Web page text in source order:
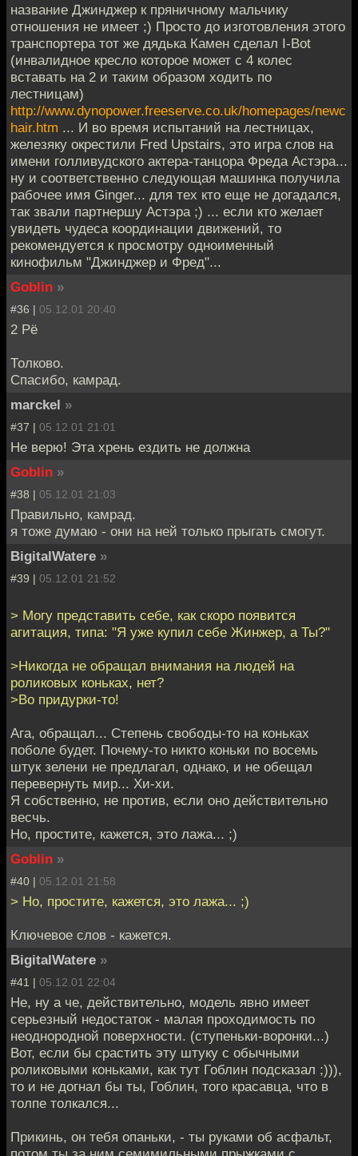
название Джинджер к пряничному мальчику
отношения не имеет ;) Просто до изготовления этого
транспортера тот же дядька Камен сделал I-Bot
(инвалидное кресло которое может с 4 колес
вставать на 2 и таким образом ходить по
лестницам)
http://www.dynopower.freeserve.co.uk/homepages/newc
hair.htm ... И во время испытаний на лестницах,
железяку окрестили Fred Upstairs, это игра слов на
имени голливудского актера-танцора Фреда Астэра...
ну и соответственно следующая машинка получила
рабочее имя Ginger... для тех кто еще не догадался,
так звали партнершу Астэра ;) ... если кто желает
увидеть чудеса координации движений, то
рекомендуется к просмотру одноименный
кинофильм "Джинджер и Фред"...
Goblin »
#36 | 05.12.01 20:40
2 Рё
Толково.
Спасибо, камрад.
marckel »
#37 | 05.12.01 21:01
Не верю! Эта хрень ездить не должна
Goblin »
#38 | 05.12.01 21:03
Правильно, камрад.
я тоже думаю - они на ней только прыгать смогут.
BigitalWatere »
#39 | 05.12.01 21:52
> Могу представить себе, как скоро появится
агитация, типа: "Я уже купил себе Жинжер, а Ты?"
>Никогда не обращал внимания на людей на
роликовых коньках, нет?
>Во придурки-то!
Ага, обращал... Степень свободы-то на коньках
поболе будет. Почему-то никто коньки по восемь
штук зелени не предлагал, однако, и не обещал
перевернуть мир... Хи-хи.
Я собственно, не против, если оно действительно
весчь.
Но, простите, кажется, это лажа... ;)
Goblin »
#40 | 05.12.01 21:58
> Но, простите, кажется, это лажа... ;)
Ключевое слов - кажется.
BigitalWatere »
#41 | 05.12.01 22:04
Не, ну а че, действительно, модель явно имеет
серьезный недостаток - малая проходимость по
неоднородной поверхности. (ступеньки-воронки...)
Вот, если бы срастить эту штуку с обычными
роликовыми коньками, как тут Гоблин подсказал ;))),
то и не догнал бы ты, Гоблин, того красавца, что в
толпе толкался...
Прикинь, он тебя опаньки, - ты руками об асфальт,